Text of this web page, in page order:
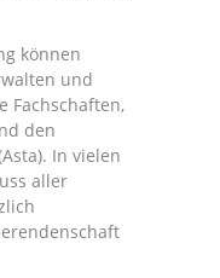
können
und
Fachschaften,
den
In vielen
aller